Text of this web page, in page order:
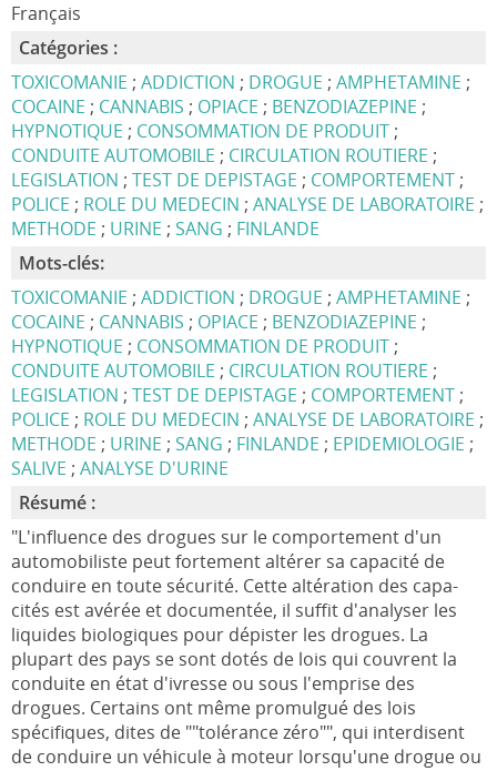
Français
Catégories :
TOXICOMANIE ; ADDICTION ; DROGUE ; AMPHETAMINE ;
COCAINE ; CANNABIS ; OPIACE ; BENZODIAZEPINE ;
HYPNOTIQUE ; CONSOMMATION DE PRODUIT;
CONDUITE AUTOMOBILE ; CIRCULATION ROUTIERE ;
LEGISLATION ; TEST DE DEPISTAGE ; COMPORTEMENT;
POLICE ; ROLE DU MEDECIN ; ANALYSE DE LABORATOIRE ;
METHODE ; URINE ; SANG ; FINLANDE
Mots-clés:
TOXICOMANIE ; ADDICTION ; DROGUE ; AMPHETAMINE ;
COCAINE ; CANNABIS ; OPIACE ; BENZODIAZEPINE ;
HYPNOTIQUE ; CONSOMMATION DE PRODUIT ;
CONDUITE AUTOMOBILE ; CIRCULATION ROUTIERE ;
LEGISLATION ; TEST DE DEPISTAGE ; COMPORTEMENT ;
POLICE ; ROLE DU MEDECIN ; ANALYSE DE LABORATOIRE ;
METHODE ; URINE ; SANG ; FINLANDE ; EPIDEMIOLOGIE ;
SALIVE ; ANALYSE D'URINE
Résumé :
"L'influence des drogues sur le comportement d'un
automobiliste peut forte­ment altérer sa capacité de
conduire en toute sécurité. Cette altération des capa­
cités est avérée et documentée, il suffit d'analyser les
liquides biologiques pour dépister les drogues. La
plupart des pays se sont dotés de lois qui couvrent la
conduite en état d'ivresse ou sous l'emprise des
drogues. Certains ont même promulgué des lois
spécifiques, dites de ""tolérance zéro"", qui interdisent
de conduire un véhicule à moteur lorsqu'une drogue ou